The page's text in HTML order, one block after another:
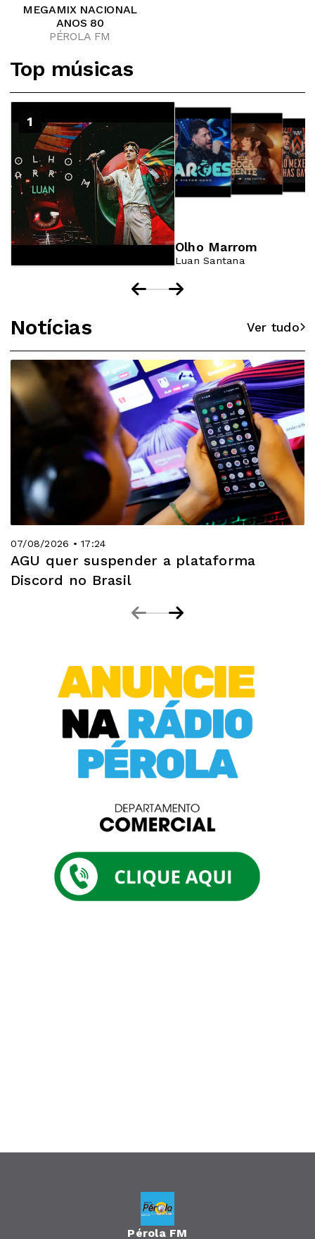
PÉROLA FM
MEGAMIX NACIONAL
ANOS 80
Top músicas
1
Olho Marrom
Luan Santana
3
4
Notícias Ver tudo
07/08/2026 • 17:24
AGU quer suspender a plataforma
Discord no Brasil
Pérola FM